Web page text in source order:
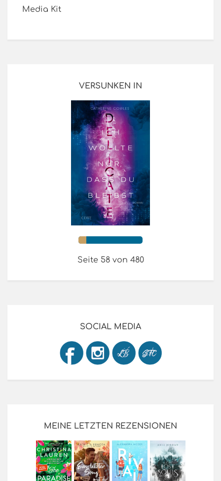
Media Kit
VERSUNKEN IN
Seite 58 von 480
SOCIAL MEDIA
MEINE LETZTEN REZENSIONEN